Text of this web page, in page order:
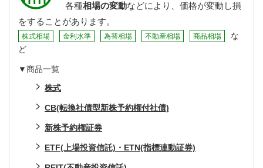
各種相場の変動などにより、価格が変動し損
をすることがあります。
株式相場 金利水準 為替相場 不動産相場 商品相場
な
ど
▼商品一覧
株式
CB(転換社債型新株予約権付社債)
新株予約権証券
ETF(上場投資信託)・ETN(指標連動証券)